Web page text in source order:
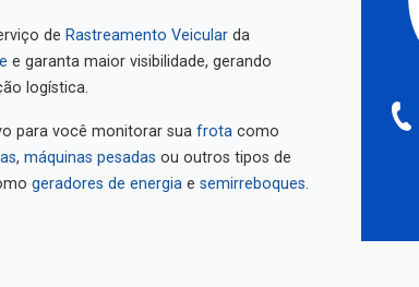
de Rastreamento Veicular
da
e garanta maior visibilidade, gerando
logística.
para você monitorar sua frota
máquinas pesadas
ou outros tipos de
geradores de energia semirreboques